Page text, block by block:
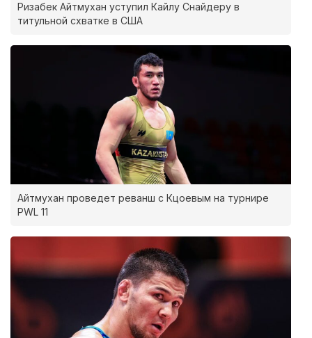
Ризабек Айтмухан уступил Кайлу Снайдеру в
титульной схватке в США
Айтмухан проведет реванш с Кцоевым на турнире
PWL 11